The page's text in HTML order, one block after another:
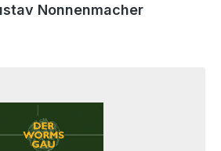
Nonnenmacher